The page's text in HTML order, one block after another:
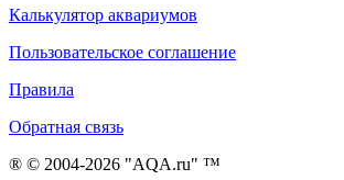
Калькулятор аквариумов
Пользовательское соглашение
Правила
Обратная связь
® © 2004-2026 "AQA.ru" ™